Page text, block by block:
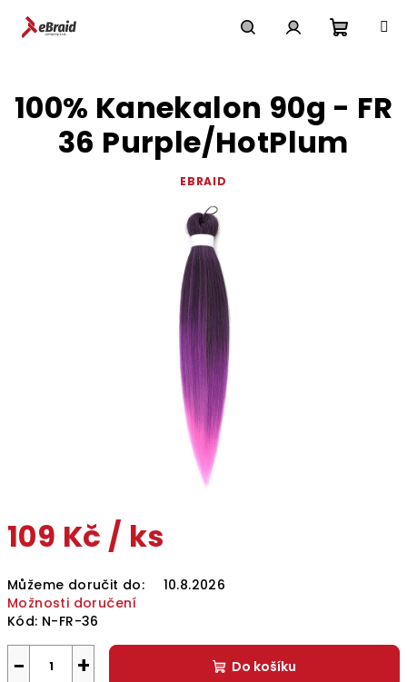
košík
109 Kč / ks
cena:
Můžeme doručit do:
10.8.2026
Možnosti doručení
Kód: N-FR-36
+
− Do košíku
100% Kanekalon 90g - FR
36 Purple/HotPlum
EBRAID